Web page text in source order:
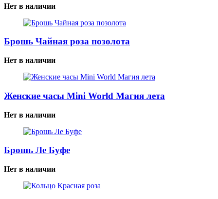
Нет в наличии
Брошь Чайная роза позолота
Нет в наличии
Женские часы Mini World Магия лета
Нет в наличии
Брошь Ле Буфе
Нет в наличии